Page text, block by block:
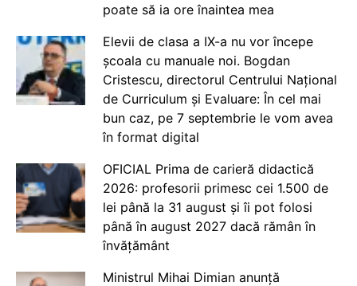
poate să ia ore înaintea mea
Elevii de clasa a IX-a nu vor începe
școala cu manuale noi. Bogdan
Cristescu, directorul Centrului Național
de Curriculum și Evaluare: În cel mai
bun caz, pe 7 septembrie le vom avea
în format digital
OFICIAL Prima de carieră didactică
2026: profesorii primesc cei 1.500 de
lei până la 31 august și îi pot folosi
până în august 2027 dacă rămân în
învățământ
Ministrul Mihai Dimian anunță